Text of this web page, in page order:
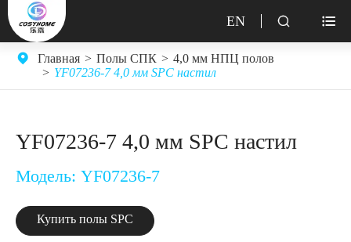
EN  
Главная Полы СПК
4,0 мм НПЦ полов
YF07236-7 4,0 мм SPC настил
YF07236-7 4,0 мм SPC настил
Модель: YF07236-7
Купить полы SPC